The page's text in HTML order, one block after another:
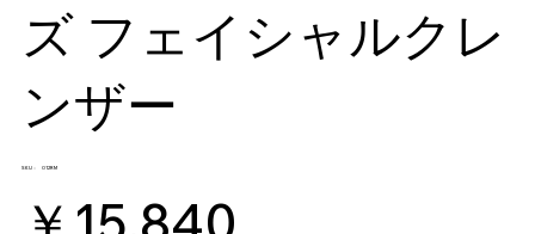
ズ フェイシャルクレ
ンザー
SKU：
SKU：
012RM